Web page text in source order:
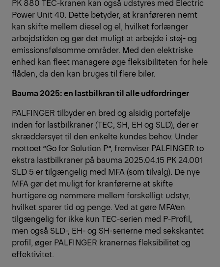
PK 880 TEC-kranen kan også udstyres med Electric
Power Unit 40. Dette betyder, at kranføreren nemt
kan skifte mellem diesel og el, hvilket forlænger
arbejdstiden og gør det muligt at arbejde i støj- og
emissionsfølsomme områder. Med den elektriske
enhed kan fleet managere øge fleksibiliteten for hele
flåden, da den kan bruges til flere biler.
Bauma 2025: en lastbilkran til alle udfordringer
PALFINGER tilbyder en bred og alsidig portefølje
inden for lastbilkraner (TEC, SH, EH og SLD), der er
skræddersyet til den enkelte kundes behov. Under
mottoet ”Go for Solution P”, fremviser PALFINGER to
ekstra lastbilkraner på bauma 2025.04.15 PK 24.001
SLD 5 er tilgængelig med MFA (som tilvalg). De nye
MFA gør det muligt for kranførerne at skifte
hurtigere og nemmere mellem forskelligt udstyr,
hvilket sparer tid og penge. Ved at gøre MFA’en
tilgængelig for ikke kun TEC-serien med P-Profil,
men også SLD-, EH- og SH-serierne med sekskantet
profil, øger PALFINGER kranernes fleksibilitet og
effektivitet.